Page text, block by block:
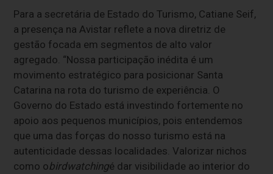
Para a secretária de Estado do Turismo, Catiane Seif,
a presença na Avistar reflete a nova diretriz de
gestão focada em segmentos de alto valor
agregado. “Nossa participação inédita é um
movimento estratégico para posicionar Santa
Catarina na rota do turismo de experiência. O
Governo do Estado está investindo fortemente no
apoio aos pequenos municípios, pois entendemos
que uma das forças do nosso turismo está na
autenticidade dessas localidades. Valorizar nichos
como obirdwatchingé dar visibilidade ao interior do